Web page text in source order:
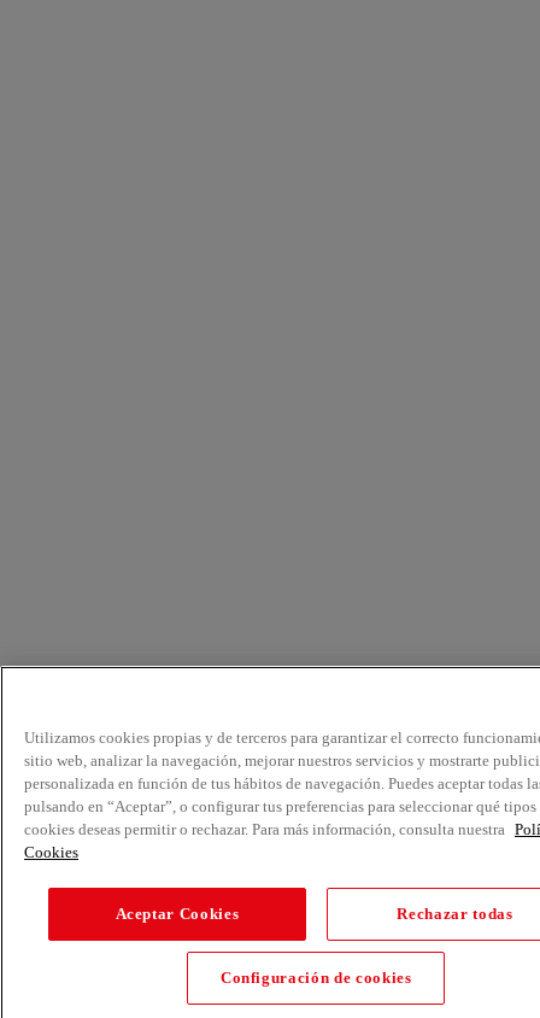
Utilizamos cookies propias y de terceros para garantizar el correcto
sitio web, analizar la navegación, mejorar nuestros servicios y mostrarte
personalizada en función de tus hábitos de navegación. Puedes aceptar todas
pulsando en “Aceptar”, o configurar tus preferencias para seleccionar qué tipos
cookies deseas permitir o rechazar. Para más información, consulta nuestra
Cookies
Aceptar Cookies Rechazar todas
Configuración de cookies